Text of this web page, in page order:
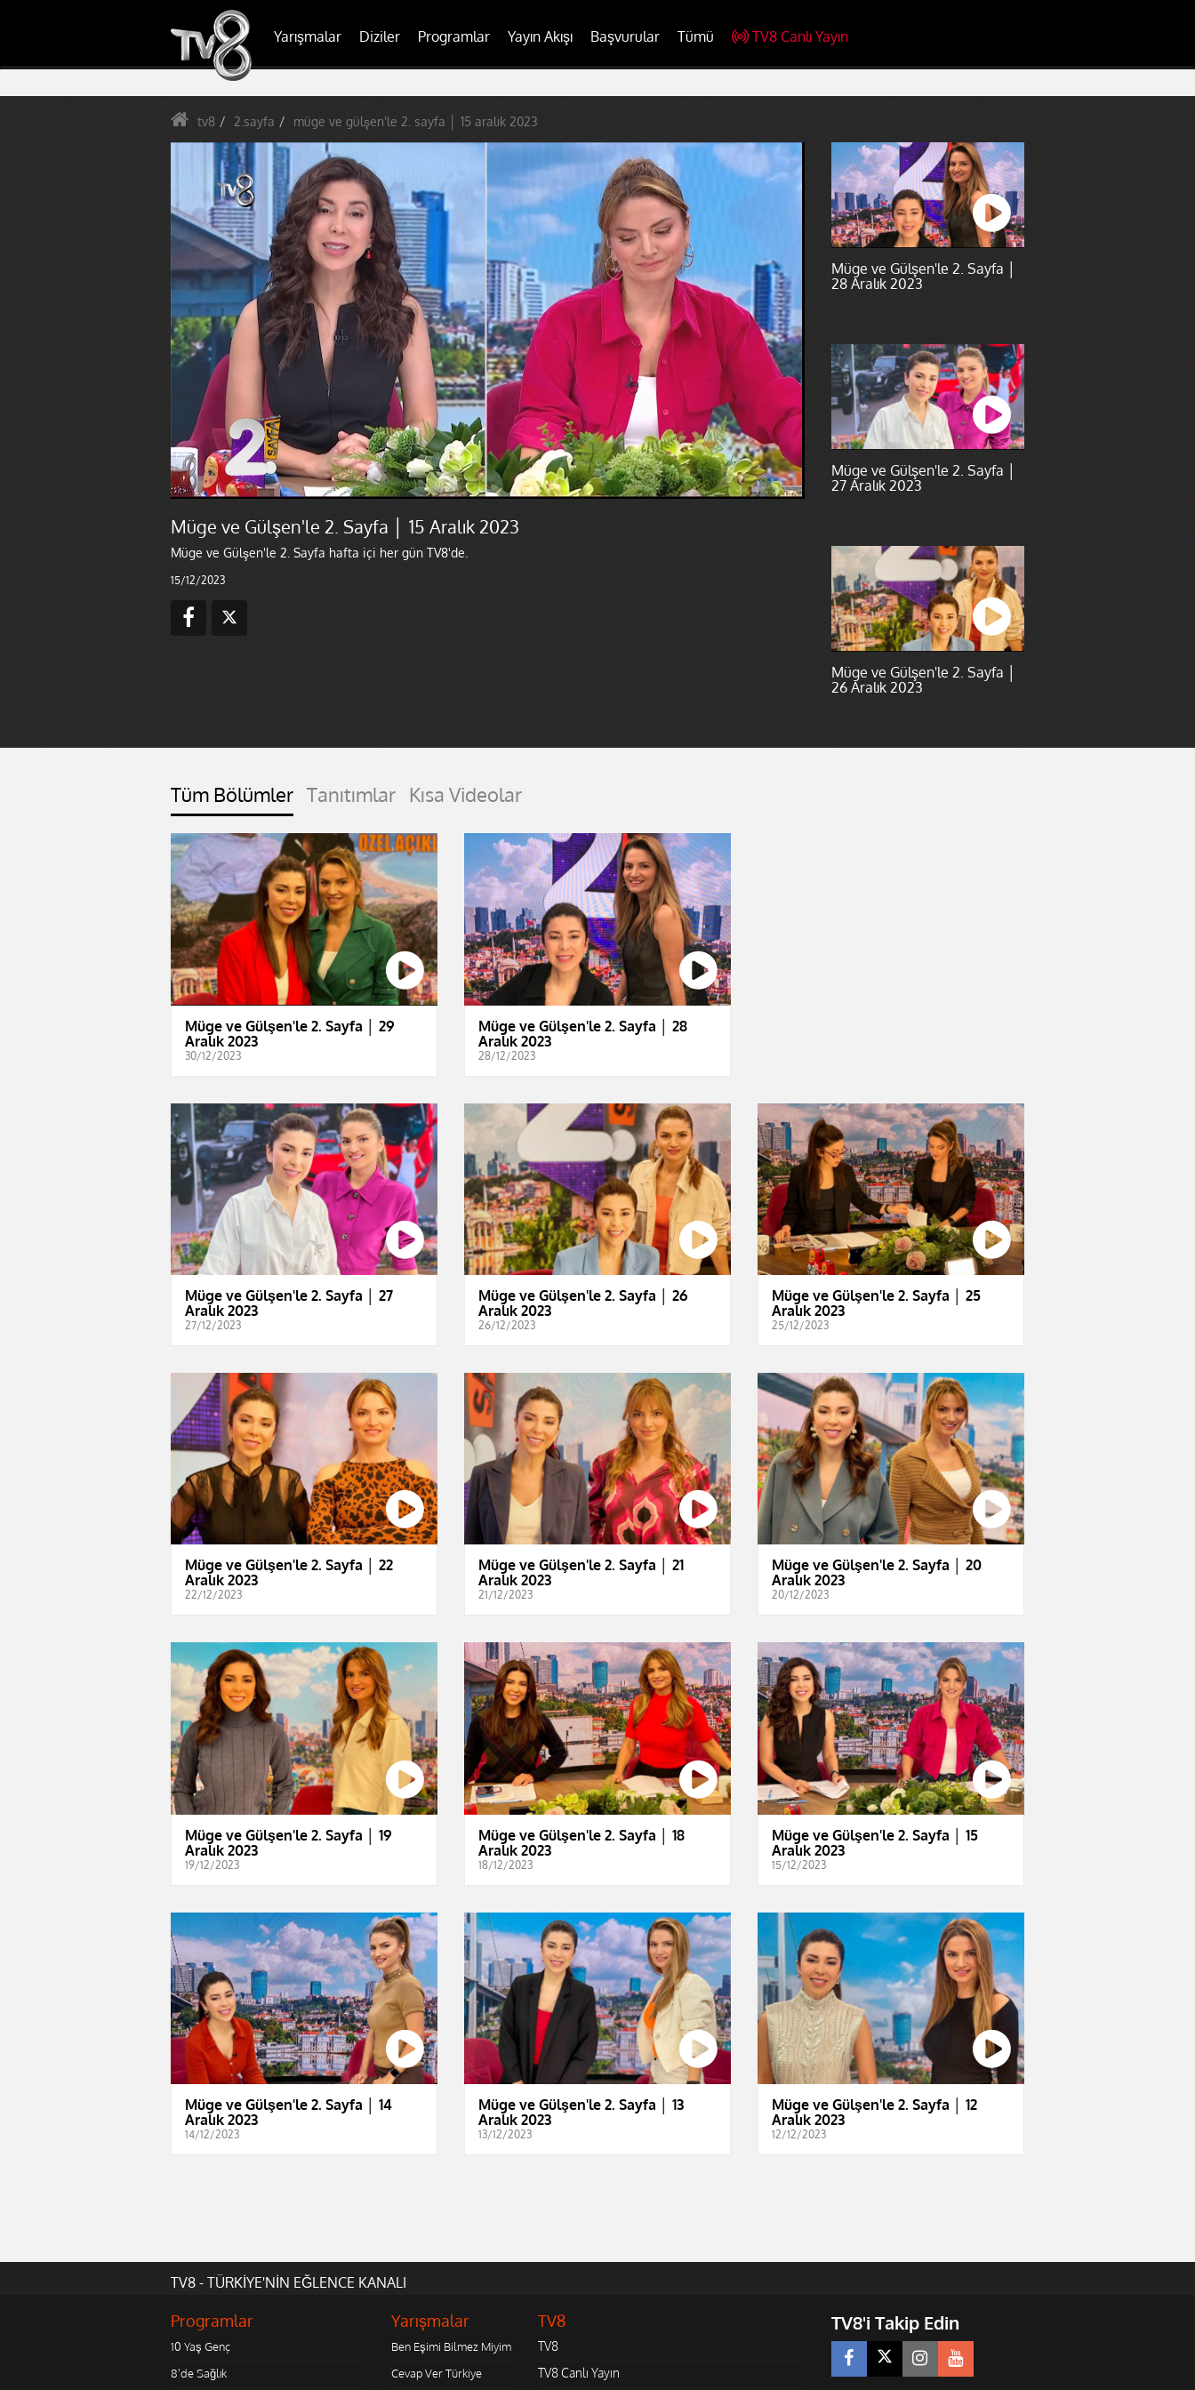
Yarışmalar Diziler Programlar Yayın Akışı Başvurular Tümü TV8 Canlı Yayın
tv8 2.sayfa müge ve gülşen'le 2. sayfa │ 15 aralık 2023
Müge ve Gülşen'le 2. Sayfa │ 15 Aralık 2023
Müge ve Gülşen'le 2. Sayfa hafta içi her gün TV8'de.
15/12/2023
Müge ve Gülşen'le 2. Sayfa │
28 Aralık 2023
Müge ve Gülşen'le 2. Sayfa │
27 Aralık 2023
Müge ve Gülşen'le 2. Sayfa │
26 Aralık 2023
Tüm Bölümler Tanıtımlar Kısa Videolar
Müge ve Gülşen'le 2. Sayfa │ 29
Aralık 2023
30/12/2023
Müge ve Gülşen'le 2. Sayfa │ 28
Aralık 2023
28/12/2023
Müge ve Gülşen'le 2. Sayfa │ 27
Aralık 2023
27/12/2023
Müge ve Gülşen'le 2. Sayfa │ 26
Aralık 2023
26/12/2023
Müge ve Gülşen'le 2. Sayfa │ 25
Aralık 2023
25/12/2023
Müge ve Gülşen'le 2. Sayfa │ 22
Aralık 2023
22/12/2023
Müge ve Gülşen'le 2. Sayfa │ 21
Aralık 2023
21/12/2023
Müge ve Gülşen'le 2. Sayfa │ 20
Aralık 2023
20/12/2023
Müge ve Gülşen'le 2. Sayfa │ 19
Aralık 2023
19/12/2023
Müge ve Gülşen'le 2. Sayfa │ 18
Aralık 2023
18/12/2023
Müge ve Gülşen'le 2. Sayfa │ 15
Aralık 2023
15/12/2023
Müge ve Gülşen'le 2. Sayfa │ 14
Aralık 2023
14/12/2023
Müge ve Gülşen'le 2. Sayfa │ 13
Aralık 2023
13/12/2023
Müge ve Gülşen'le 2. Sayfa │ 12
Aralık 2023
12/12/2023
TV8 - TÜRKİYE'NİN EĞLENCE KANALI
Programlar
10 Yaş Genç
8'de Sağlık
Yarışmalar
Ben Eşimi Bilmez Miyim
Cevap Ver Türkiye
TV8
TV8
TV8 Canlı Yayın
TV8'i Takip Edin